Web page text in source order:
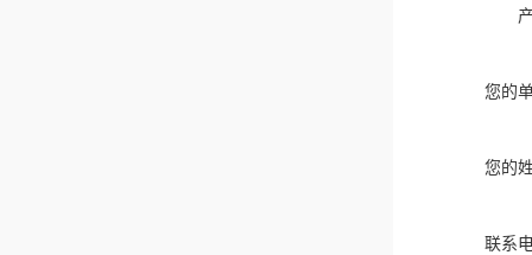
您的
您的
联系